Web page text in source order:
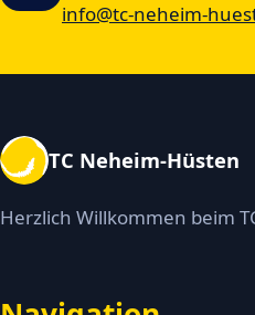
info@tc-neheim-
TC Neheim-Hüsten
Herzlich Willkommen beim